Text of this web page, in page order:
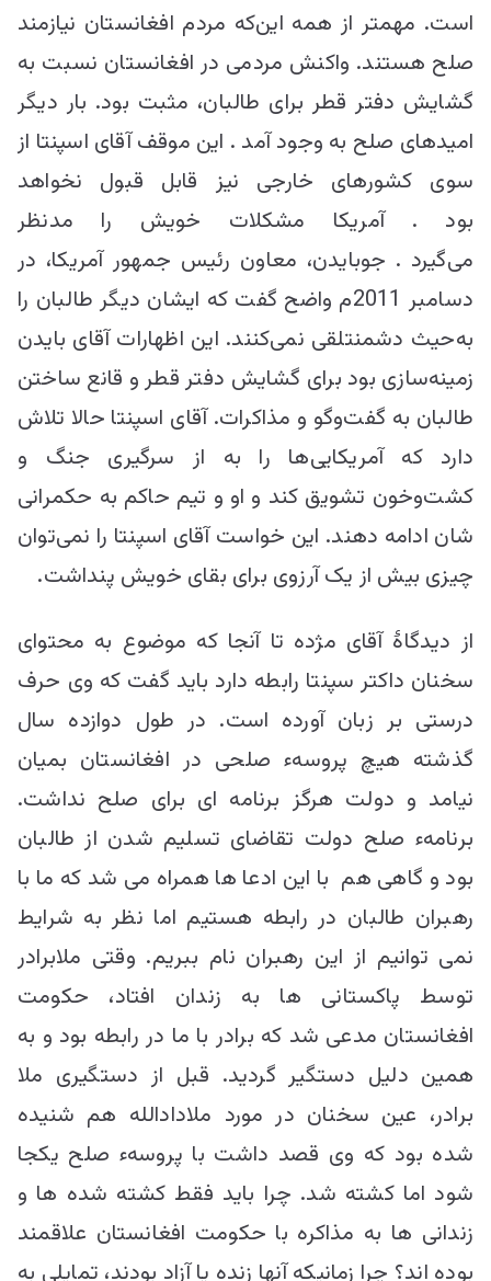
است. مهمتر از همه این‌که مردم افغانستان نیازمند
صلح هستند. واکنش مردمی در افغانستان نسبت به
گشایش دفتر قطر برای طالبان، مثبت بود. بار دیگر
امیدهای صلح به وجود آمد . این موقف آقای اسپنتا از
سوی کشورهای خارجی نیز قابل قبول نخواهد
بود . آمریکا مشکلات خویش را مدنظر
می‌‌گیرد . جوبایدن، معاون رئیس جمهور آمریکا، در
دسامبر 2011م واضح گفت که ایشان دیگر طالبان را
به‌حیث دشمنتلقی نمی‌کنند. این اظهارات آقای بایدن
زمینه‌‌سازی بود برای گشایش دفتر قطر و قانع ساختن
طالبان به گفت‌وگو و مذاکرات. آقای اسپنتا حالا تلاش
دارد که آمریکایی‌ها را به از سرگیری جنگ و
کشت‌وخون تشویق کند و او و تیم حاکم به حکمرانی
شان ادامه دهند. این خواست آقای اسپنتا را نمی‌توان
چیزی بیش از یک آرزوی برای بقای خویش پنداشت.
از دیدگاۀ آقای مژده تا آنجا که موضوع به محتوای
سخنان داکتر سپنتا رابطه دارد باید گفت که وی حرف
درستی بر زبان آورده است. در طول دوازده سال
گذشته هیچ پروسهء صلحی در افغانستان بمیان
نیامد و دولت هرگز برنامه ای برای صلح نداشت.
برنامهء صلح دولت تقاضای تسلیم شدن از طالبان
بود و گاهی هم با این ادعا ها همراه می شد که ما با
رهبران طالبان در رابطه هستیم اما نظر به شرایط
نمی توانیم از این رهبران نام ببریم. وقتی ملابرادر
توسط پاکستانی ها به زندان افتاد، حکومت
افغانستان مدعی شد که برادر با ما در رابطه بود و به
همین دلیل دستگیر گردید. قبل از دستگیری ملا
برادر، عین سخنان در مورد ملادادالله هم شنیده
شده بود که وی قصد داشت با پروسهء صلح یکجا
شود اما کشته شد. چرا باید فقط کشته شده ها و
زندانی ها به مذاکره با حکومت افغانستان علاقمند
بوده اند؟ چرا زمانیکه آنها زنده یا آزاد بودند، تمایلی به